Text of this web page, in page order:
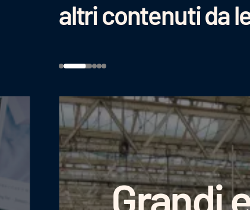
altri contenuti da
Grandi